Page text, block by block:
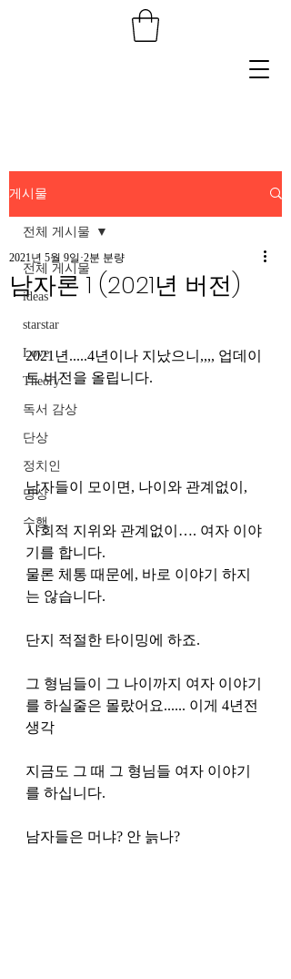
게시물
전체 게시물
ideas
starstar
Love
Theory
독서 감상
단상
정치인
명상
수행
전체 게시물
남자론 1 (2021년 버전)
2021년 5월 9일 2분 분량
2021년.....4년이나 지났으니,,,, 업데이
트 버전을 올립니다.
남자들이 모이면, 나이와 관계없이,
사회적 지위와 관계없이…. 여자 이야
기를 합니다.
물론 체통 때문에, 바로 이야기 하지
는 않습니다.
단지 적절한 타이밍에 하죠.
그 형님들이 그 나이까지 여자 이야기
를 하실줄은 몰랐어요...... 이게 4년전
생각
지금도 그 때 그 형님들 여자 이야기
를 하십니다.
남자들은 머냐? 안 늙나?